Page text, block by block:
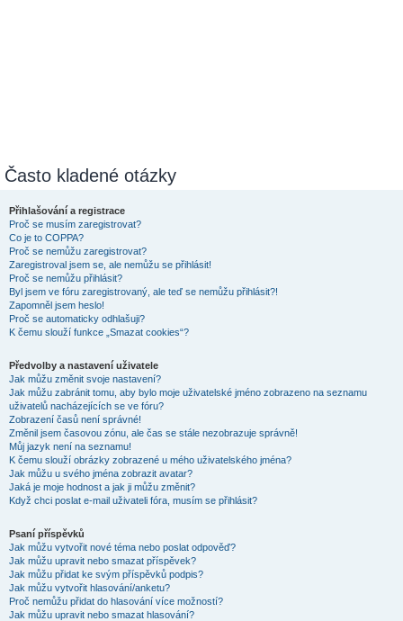
Často kladené otázky
Přihlašování a registrace
Proč se musím zaregistrovat?
Co je to COPPA?
Proč se nemůžu zaregistrovat?
Zaregistroval jsem se, ale nemůžu se přihlásit!
Proč se nemůžu přihlásit?
Byl jsem ve fóru zaregistrovaný, ale teď se nemůžu přihlásit?!
Zapomněl jsem heslo!
Proč se automaticky odhlašuji?
K čemu slouží funkce „Smazat cookies“?
Předvolby a nastavení uživatele
Jak můžu změnit svoje nastavení?
Jak můžu zabránit tomu, aby bylo moje uživatelské jméno zobrazeno na seznamu
uživatelů nacházejících se ve fóru?
Zobrazení časů není správné!
Změnil jsem časovou zónu, ale čas se stále nezobrazuje správně!
Můj jazyk není na seznamu!
K čemu slouží obrázky zobrazené u mého uživatelského jména?
Jak můžu u svého jména zobrazit avatar?
Jaká je moje hodnost a jak ji můžu změnit?
Když chci poslat e-mail uživateli fóra, musím se přihlásit?
Psaní příspěvků
Jak můžu vytvořit nové téma nebo poslat odpověď?
Jak můžu upravit nebo smazat příspěvek?
Jak můžu přidat ke svým příspěvků podpis?
Jak můžu vytvořit hlasování/anketu?
Proč nemůžu přidat do hlasování více možností?
Jak můžu upravit nebo smazat hlasování?